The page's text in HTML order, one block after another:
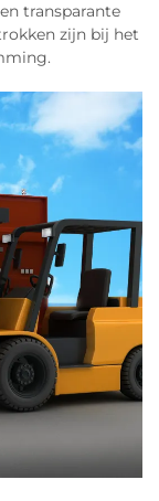
transparante
zijn bij het